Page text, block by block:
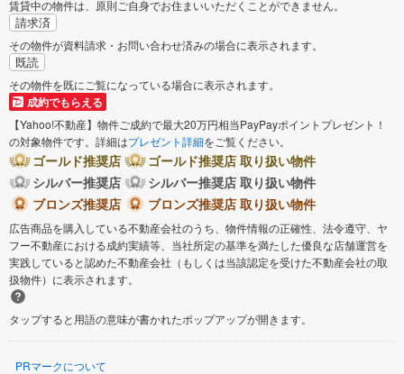
賃貸中の物件は、原則ご自身でお住まいいただくことができません。
請求済
その物件が資料請求・お問い合わせ済みの場合に表示されます。
既読
その物件を既にご覧になっている場合に表示されます。
成約でもらえる
【Yahoo!不動産】物件ご成約で最大20万円相当PayPayポイントプレゼント！
の対象物件です。詳細はプレゼント詳細をご覧ください。
ゴールド推奨店
ゴールド推奨店 取り扱い物件
シルバー推奨店
シルバー推奨店 取り扱い物件
ブロンズ推奨店
ブロンズ推奨店 取り扱い物件
広告商品を購入している不動産会社のうち、物件情報の正確性、法令遵守、ヤ
フー不動産における成約実績等、当社所定の基準を満たした優良な店舗運営を
実践していると認めた不動産会社（もしくは当該認定を受けた不動産会社の取
扱物件）に表示されます。
タップすると用語の意味が書かれたポップアップが開きます。
PRマークについて